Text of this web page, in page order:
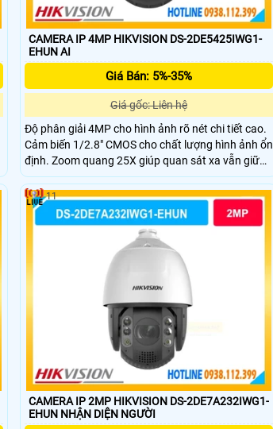
CAMERA IP 4MP HIKVISION DS-2DE5425IWG1-
EHUN AI
Giá Bán: 5%-35%
Giá gốc: Liên hệ
Độ phân giải 4MP cho hình ảnh rõ nét chi tiết cao.
Cảm biến 1/2.8" CMOS cho chất lượng hình ảnh ổn
định. Zoom quang 25X giúp quan sát xa vẫn giữ
độ sắc nét. Hồng ngoại 150m hỗ trợ quan sát ban
đêm hiệu quả. Hỗ trợ quay quét 360° bao quát
toàn khu vực giám sát.
CAMERA IP 2MP HIKVISION DS-2DE7A232IWG1-
EHUN NHẬN DIỆN NGƯỜI
11